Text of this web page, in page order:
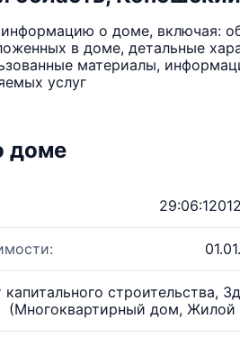
о доме, включая:
в доме, детальные
материалы,
услуг
доме
капитального строительства,
(Многоквартирный дом, Жилой